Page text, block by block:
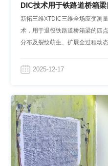
DIC技术用于铁路道桥箱
纹分析
新拓三维XTDIC三维全场应变测
术，用于退役铁路道桥箱梁的四
分布及裂纹萌生、扩展全过程动
营决策提供了科学的数据依据。
2025-12-17